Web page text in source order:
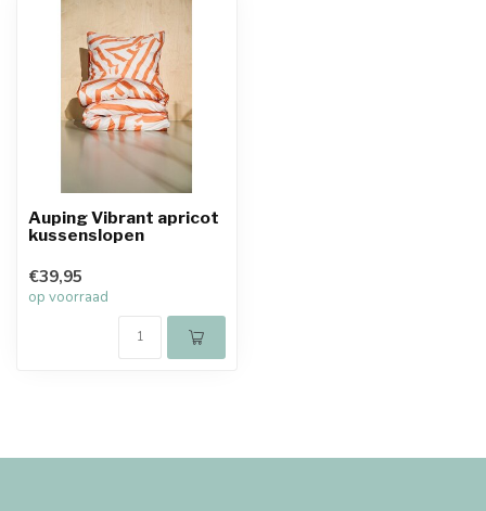
Auping Vibrant apricot
kussenslopen
€39,95
op voorraad